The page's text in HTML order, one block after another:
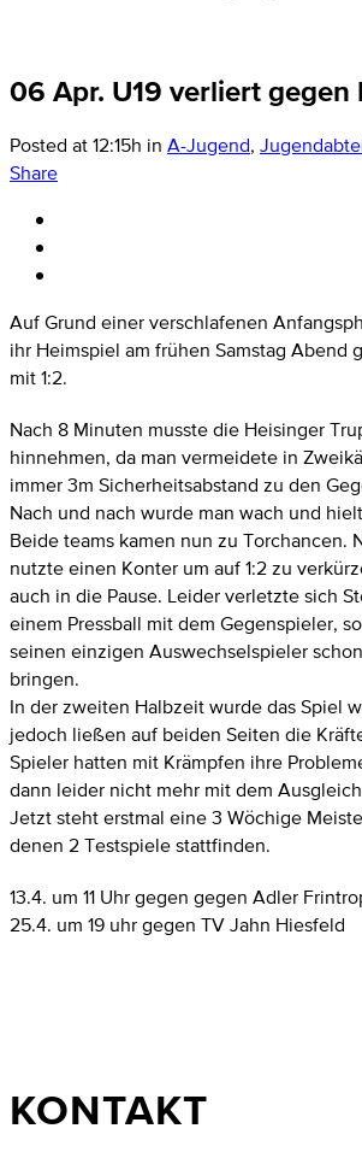
06 Apr. U19 verliert gegen
Posted at 12:15h in A-Jugend,
Share
Auf Grund einer verschlafenen
ihr Heimspiel am frühen Samstag Abend
mit 1:2.
Nach 8 Minuten musste die Heisinger
hinnehmen, da man vermeidete in
immer 3m Sicherheitsabstand zu den
Nach und nach wurde man wach und
Beide teams kamen nun zu Torchancen.
nutzte einen Konter um auf 1:2 zu
auch in die Pause. Leider verletzte sich
einem Pressball mit dem Gegenspieler,
seinen einzigen Auswechselspieler
bringen.
In der zweiten Halbzeit wurde das Spiel
jedoch ließen auf beiden Seiten die
Spieler hatten mit Krämpfen ihre
dann leider nicht mehr mit dem
Jetzt steht erstmal eine 3 Wöchige
denen 2 Testspiele stattfinden.
13.4. um 11 Uhr gegen gegen Adler
25.4. um 19 uhr gegen TV Jahn Hiesfeld
KONTAKT